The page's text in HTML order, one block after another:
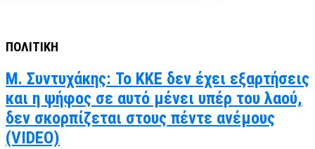
ΠΟΛΙΤΙΚΗ
Μ. Συντυχάκης: Το ΚΚΕ δεν έχει εξαρτήσεις
και η ψήφος σε αυτό μένει υπέρ του λαού,
δεν σκορπίζεται στους πέντε ανέμους
(VIDEO)